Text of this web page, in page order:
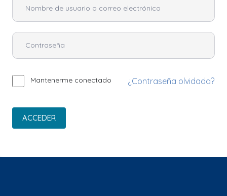
Mantenerme conectado ¿Contraseña olvidada?
ACCEDER